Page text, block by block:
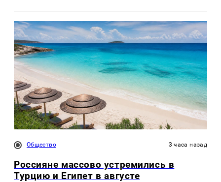
Общество 3 часа назад
Россияне массово устремились в
Турцию и Египет в августе